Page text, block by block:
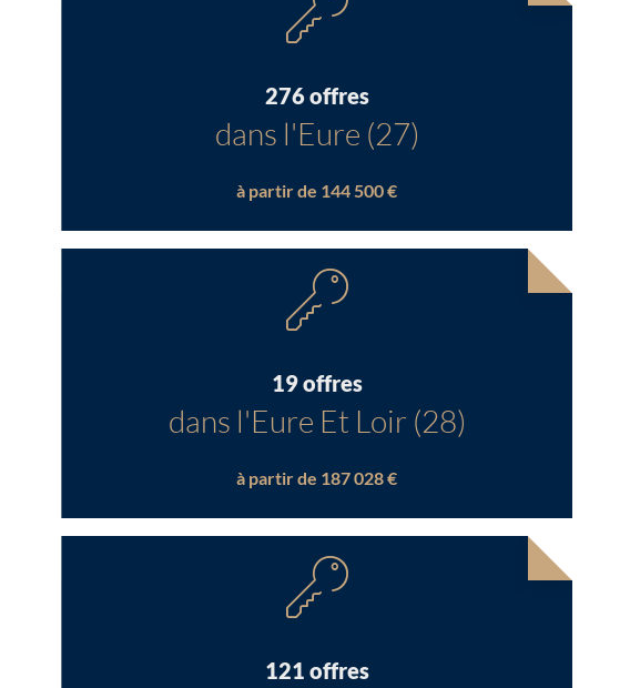
276 offres
dans l'Eure (27)
à partir de 144 500 €
19 offres
dans l'Eure Et Loir (28)
à partir de 187 028 €
121 offres